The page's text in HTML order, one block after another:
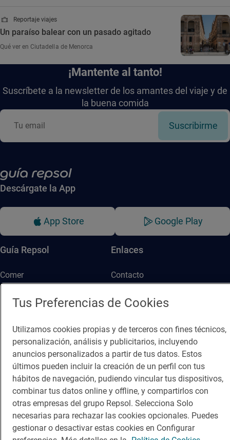
Reportaje viajes
Un paraíso balear con un pasado agitado
Qué ver en Ciutadella de Menorca
¡Mantente al tanto!
Suscríbete a la newsletter de los amantes del viaje y de
la buena comida
Suscribirme
Descárgate la App
App Store Google Play
Guía Repsol
Comer
Enlaces
Contacto
Política de privacidad Política de cookies
Nota legal
Condiciones del servicio
© Repsol S.A. 2000- 2026
Tus Preferencias de Cookies
Utilizamos cookies propias y de terceros con fines técnicos,
personalización, análisis y publicitarios, incluyendo
anuncios personalizados a partir de tus datos. Estos
últimos pueden incluir la creación de un perfil con tus
hábitos de navegación, pudiendo vincular tus dispositivos,
combinar tus datos online y offline, y compartirlos con
otras empresas del grupo Repsol. Selecciona Solo
necesarias para rechazar las cookies opcionales. Puedes
gestionar o desactivar estas cookies en Configurar